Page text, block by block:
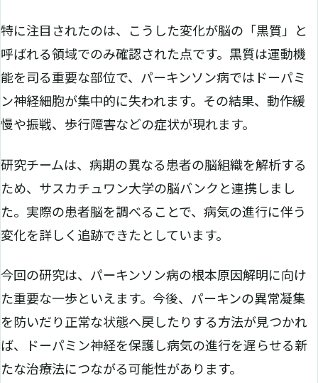
特に注目されたのは、こうした変化が脳の「黒質」と
呼ばれる領域でのみ確認された点です。黒質は運動機
能を司る重要な部位で、パーキンソン病ではドーパミ
ン神経細胞が集中的に失われます。その結果、動作緩
慢や振戦、歩行障害などの症状が現れます。
研究チームは、病期の異なる患者の脳組織を解析する
ため、サスカチュワン大学の脳バンクと連携しまし
た。実際の患者脳を調べることで、病気の進行に伴う
変化を詳しく追跡できたとしています。
今回の研究は、パーキンソン病の根本原因解明に向け
た重要な一歩といえます。今後、パーキンの異常凝集
を防いだり正常な状態へ戻したりする方法が見つかれ
ば、ドーパミン神経を保護し病気の進行を遅らせる新
たな治療法につながる可能性があります。